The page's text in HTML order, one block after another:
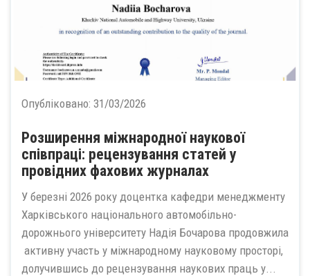
Опубліковано: 31/03/2026
Розширення міжнародної наукової
співпраці: рецензування статей у
провідних фахових журналах
У березні 2026 року доцентка кафедри менеджменту
Харківського національного автомобільно-
дорожнього університету Надія Бочарова продовжила
активну участь у міжнародному науковому просторі,
долучившись до рецензування наукових праць у...